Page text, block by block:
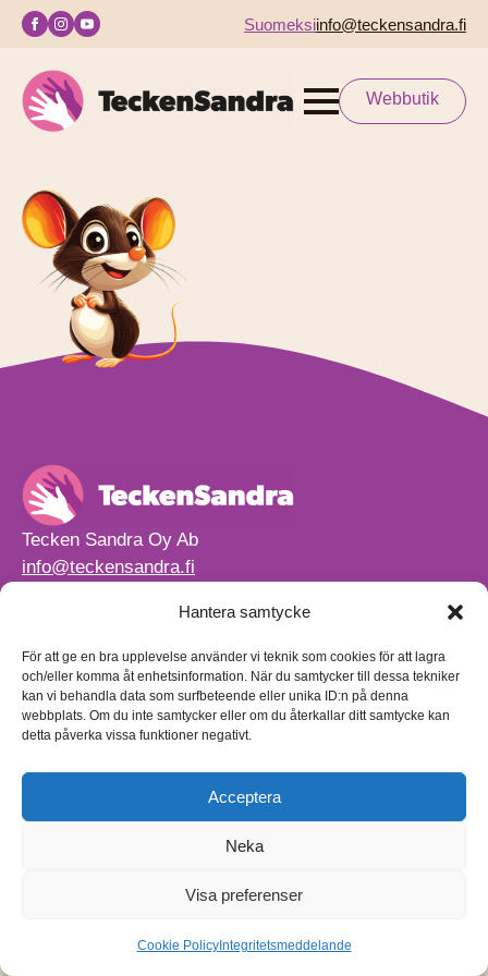
Hantera samtycke
För att ge en bra upplevelse använder vi teknik som cookies för att lagra
och/eller komma åt enhetsinformation. När du samtycker till dessa tekniker
kan vi behandla data som surfbeteende eller unika ID:n på denna
webbplats. Om du inte samtycker eller om du återkallar ditt samtycke kan
detta påverka vissa funktioner negativt.
Acceptera
Neka
Visa preferenser
Cookie PolicyIntegritetsmeddelande
Suomeksiinfo@teckensandra.fi
Webbutik
Tecken Sandra Oy Ab
info@teckensandra.fi
Vårt verksamhetsutrymme HÖRNAN ligger i Sibbo.
Torpvägen 9 B 13,
01150 Söderkulla
Beställnings- och leveransvillkor
Sekretesspolicy